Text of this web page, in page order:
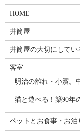
HOME
井筒屋
井筒屋の大切にしてい
客室
明治の離れ・小濱。
猫と遊べる！築90年
ペットとお食事・お泊